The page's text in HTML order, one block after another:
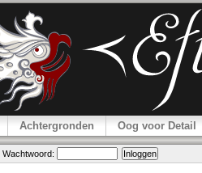
Achtergronden Oog voor Detail
Wachtwoord: